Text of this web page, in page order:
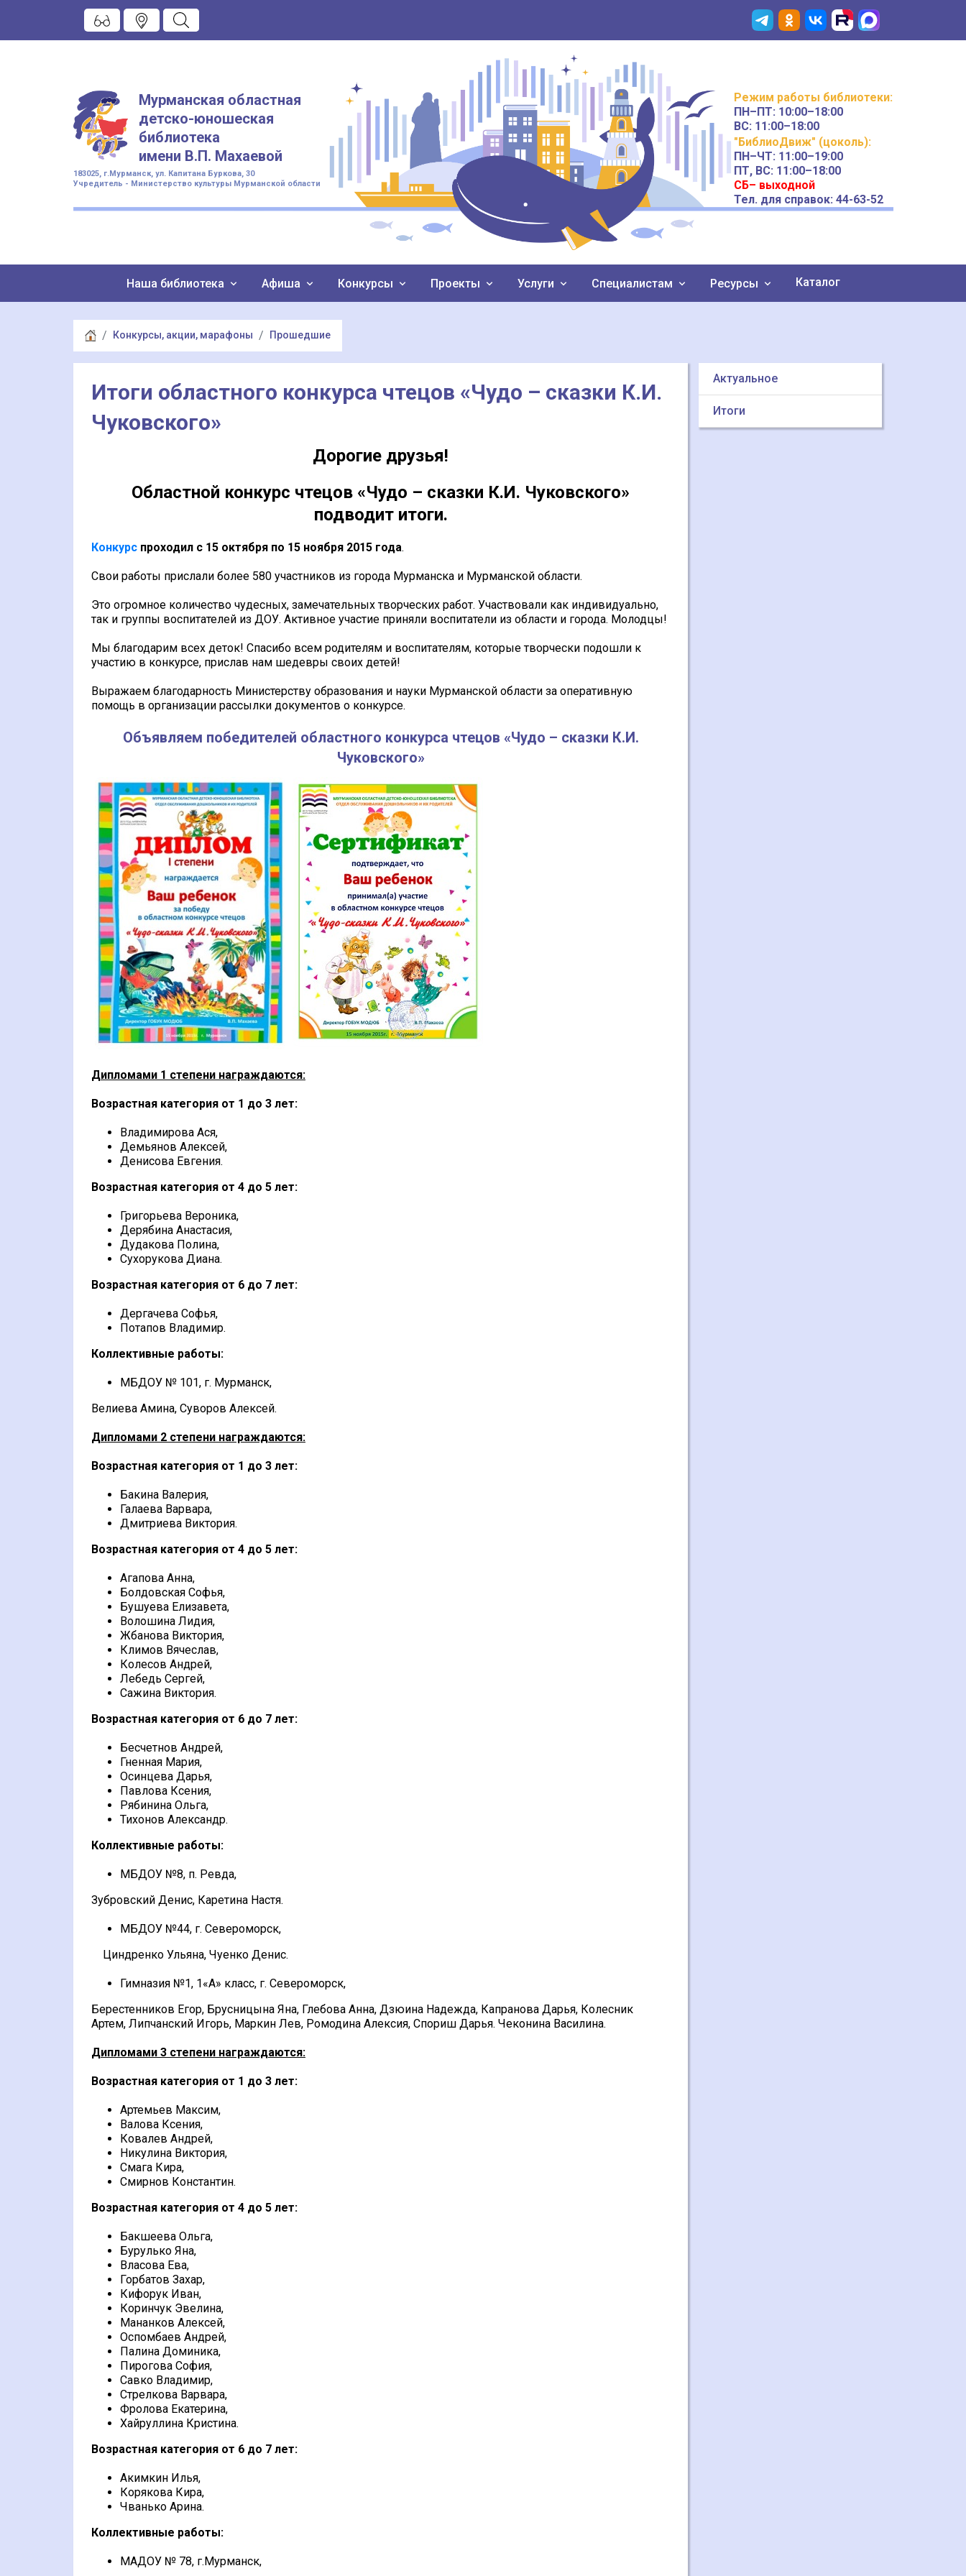
Мурманская областная
детско-юношеская
библиотека
имени В.П. Махаевой
183025, г.Мурманск, ул. Капитана Буркова, 30
Учредитель - Министерство культуры Мурманской области
Режим работы библиотеки:
ПН–ПТ: 10:00–18:00
ВС: 11:00–18:00
"БиблиоДвиж" (цоколь):
ПН–ЧТ: 11:00–19:00
ПТ, ВС: 11:00–18:00
СБ– выходной
Тел. для справок: 44-63-52
Наша библиотека Афиша Конкурсы Проекты Услуги Специалистам Ресурсы Каталог
Конкурсы, акции, марафоны Прошедшие
Итоги областного конкурса чтецов «Чудо – сказки К.И.
Чуковского»
Дорогие друзья!
Областной конкурс чтецов «Чудо – сказки К.И. Чуковского»
подводит итоги.
Конкурс проходил с 15 октября по 15 ноября 2015 года.
Свои работы прислали более 580 участников из города Мурманска и Мурманской области.
Это огромное количество чудесных, замечательных творческих работ. Участвовали как индивидуально,
так и группы воспитателей из ДОУ. Активное участие приняли воспитатели из области и города. Молодцы!
Мы благодарим всех деток! Спасибо всем родителям и воспитателям, которые творчески подошли к
участию в конкурсе, прислав нам шедевры своих детей!
Выражаем благодарность Министерству образования и науки Мурманской области за оперативную
помощь в организации рассылки документов о конкурсе.
Объявляем победителей областного конкурса чтецов «Чудо – сказки К.И.
Чуковского»
Дипломами 1 степени награждаются:
Возрастная категория от 1 до 3 лет:
Владимирова Ася,
Демьянов Алексей,
Денисова Евгения.
Возрастная категория от 4 до 5 лет:
Григорьева Вероника,
Дерябина Анастасия,
Дудакова Полина,
Сухорукова Диана.
Возрастная категория от 6 до 7 лет:
Дергачева Софья,
Потапов Владимир.
Коллективные работы:
МБДОУ № 101, г. Мурманск,
Велиева Амина, Суворов Алексей.
Дипломами 2 степени награждаются:
Возрастная категория от 1 до 3 лет:
Бакина Валерия,
Галаева Варвара,
Дмитриева Виктория.
Возрастная категория от 4 до 5 лет:
Агапова Анна,
Болдовская Софья,
Бушуева Елизавета,
Волошина Лидия,
Жбанова Виктория,
Климов Вячеслав,
Колесов Андрей,
Лебедь Сергей,
Сажина Виктория.
Возрастная категория от 6 до 7 лет:
Бесчетнов Андрей,
Гненная Мария,
Осинцева Дарья,
Павлова Ксения,
Рябинина Ольга,
Тихонов Александр.
Коллективные работы:
МБДОУ №8, п. Ревда,
Зубровский Денис, Каретина Настя.
МБДОУ №44, г. Североморск,
Циндренко Ульяна, Чуенко Денис.
Гимназия №1, 1«А» класс, г. Североморск,
Берестенников Егор, Брусницына Яна, Глебова Анна, Дзюина Надежда, Капранова Дарья, Колесник
Артем, Липчанский Игорь, Маркин Лев, Ромодина Алексия, Спориш Дарья. Чеконина Василина.
Дипломами 3 степени награждаются:
Возрастная категория от 1 до 3 лет:
Артемьев Максим,
Валова Ксения,
Ковалев Андрей,
Никулина Виктория,
Смага Кира,
Смирнов Константин.
Возрастная категория от 4 до 5 лет:
Бакшеева Ольга,
Бурулько Яна,
Власова Ева,
Горбатов Захар,
Кифорук Иван,
Коринчук Эвелина,
Мананков Алексей,
Оспомбаев Андрей,
Палина Доминика,
Пирогова София,
Савко Владимир,
Стрелкова Варвара,
Фролова Екатерина,
Хайруллина Кристина.
Возрастная категория от 6 до 7 лет:
Акимкин Илья,
Корякова Кира,
Чванько Арина.
Коллективные работы:
МАДОУ № 78, г.Мурманск,
Актуальное
Итоги